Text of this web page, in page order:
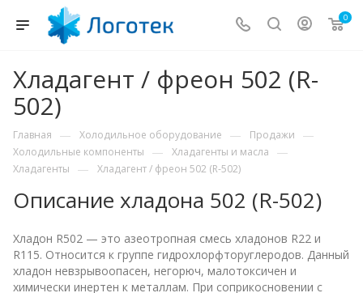
0
Хладагент / фреон 502 (R-
502)
Главная — Холодильное оборудование — Продажи —
Холодильные компоненты — Хладагенты и масла —
Хладагенты — Хладагент / фреон 502 (R-502)
Описание хладона 502 (R-502)
Хладон R502 — это азеотропная смесь хладонов R22 и
R115. Относится к группе гидрохлорфторуглеродов. Данный
хладон невзрывоопасен, негорюч, малотоксичен и
химически инертен к металлам. При соприкосновении с